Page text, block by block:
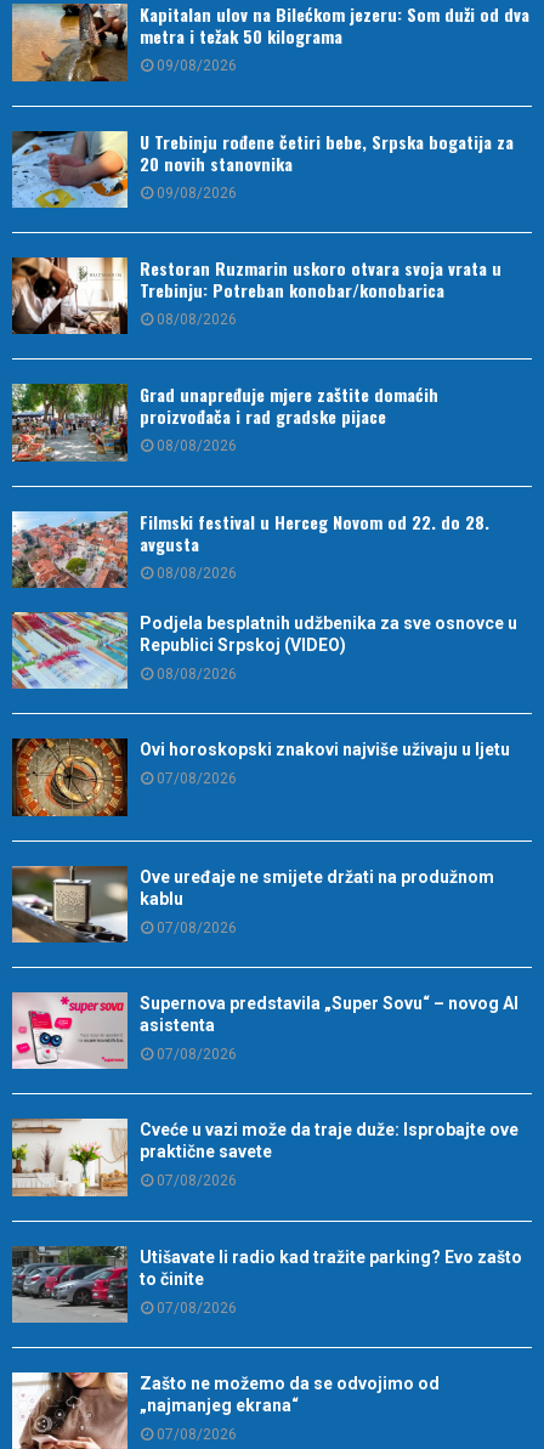
Kapitalan ulov na Bilećkom jezeru: Som duži od dva
metra i težak 50 kilograma
09/08/2026
U Trebinju rođene četiri bebe, Srpska bogatija za
20 novih stanovnika
09/08/2026
Restoran Ruzmarin uskoro otvara svoja vrata u
Trebinju: Potreban konobar/konobarica
08/08/2026
Grad unapređuje mjere zaštite domaćih
proizvođača i rad gradske pijace
08/08/2026
Filmski festival u Herceg Novom od 22. do 28.
avgusta
08/08/2026
Podjela besplatnih udžbenika za sve osnovce u
Republici Srpskoj (VIDEO)
08/08/2026
Ovi horoskopski znakovi najviše uživaju u ljetu
07/08/2026
Ove uređaje ne smijete držati na produžnom
kablu
07/08/2026
Supernova predstavila „Super Sovu“ – novog AI
asistenta
07/08/2026
Cveće u vazi može da traje duže: Isprobajte ove
praktične savete
07/08/2026
Utišavate li radio kad tražite parking? Evo zašto
to činite
07/08/2026
Zašto ne možemo da se odvojimo od
„najmanjeg ekrana“
07/08/2026